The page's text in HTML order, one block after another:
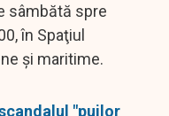
sâmbătă spre
în Spaţiul
şi maritime.
"puilor